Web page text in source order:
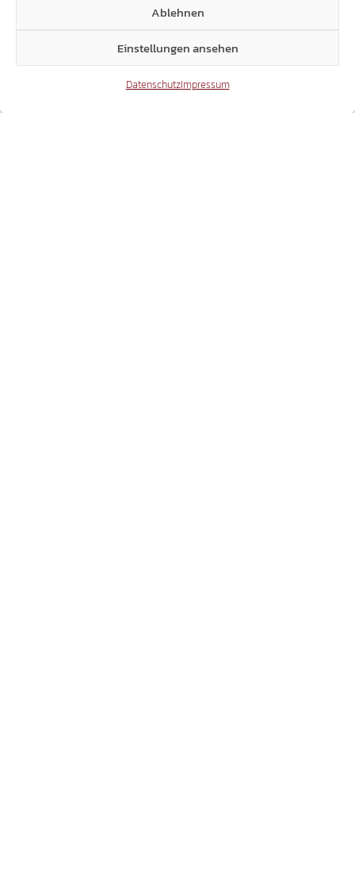
Ablehnen
Einstellungen ansehen
DatenschutzImpressum
24 25 26